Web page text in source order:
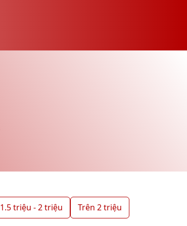
1.5 triệu - 2 triệu Trên 2 triệu